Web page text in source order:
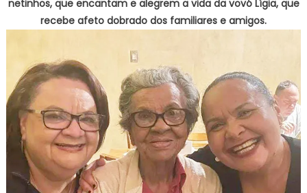
netinhos, que encantam e alegrem a vida da vovó Lígia, que
recebe afeto dobrado dos familiares e amigos.